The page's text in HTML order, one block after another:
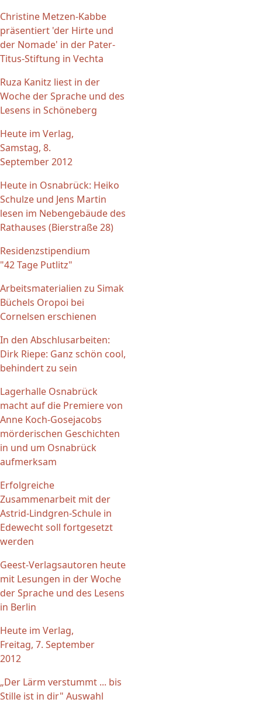
Christine Metzen-Kabbe
präsentiert 'der Hirte und
der Nomade' in der Pater-
Titus-Stiftung in Vechta
Ruza Kanitz liest in der
Woche der Sprache und des
Lesens in Schöneberg
Heute im Verlag,
Samstag, 8.
September 2012
Heute in Osnabrück: Heiko
Schulze und Jens Martin
lesen im Nebengebäude des
Rathauses (Bierstraße 28)
Residenzstipendium
"42 Tage Putlitz"
Arbeitsmaterialien zu Simak
Büchels Oropoi bei
Cornelsen erschienen
In den Abschlusarbeiten:
Dirk Riepe: Ganz schön cool,
behindert zu sein
Lagerhalle Osnabrück
macht auf die Premiere von
Anne Koch-Gosejacobs
mörderischen Geschichten
in und um Osnabrück
aufmerksam
Erfolgreiche
Zusammenarbeit mit der
Astrid-Lindgren-Schule in
Edewecht soll fortgesetzt
werden
Geest-Verlagsautoren heute
mit Lesungen in der Woche
der Sprache und des Lesens
in Berlin
Heute im Verlag,
Freitag, 7. September
2012
„Der Lärm verstummt ... bis
Stille ist in dir" Auswahl